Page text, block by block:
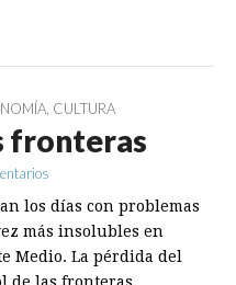
CULTURA
fronteras
los días con problemas
más insolubles en
Medio. La pérdida del